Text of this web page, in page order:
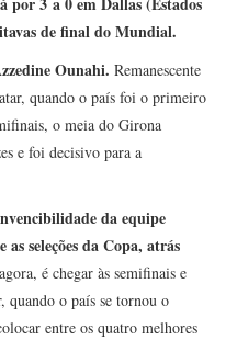
de final do Mundial.
Ounahi. Remanescente
quando o país foi o primeiro
o meia do Girona
e foi decisivo para a
da equipe
seleções da Copa, atrás
é chegar às semifinais e
quando o país se tornou o
entre os quatro melhores